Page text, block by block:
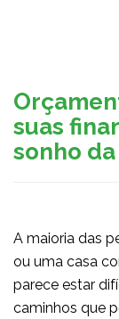
suas
sonho
A maioria das
ou uma casa
parece estar
caminhos que